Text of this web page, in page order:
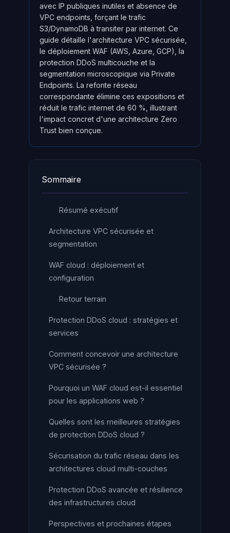
avec IP publiques inutiles et absence de
VPC endpoints, forçant le trafic
S3/DynamoDB à transiter par internet. Ce
guide détaille l'architecture VPC sécurisée,
le déploiement WAF (AWS, Azure, GCP), la
protection DDoS multicouche et la
segmentation microscopique via Private
Endpoints. La refonte réseau
correspondante élimine ces expositions et
réduit le trafic internet de 60 %, illustrant
l'impact concret d'une architecture Zero
Trust bien conçue.
Sommaire
Résumé exécutif
Architecture VPC sécurisée et
segmentation
WAF cloud : déploiement et
configuration
Retour terrain
Protection DDoS cloud : stratégies et
services
Comment concevoir une architecture
VPC sécurisée ?
Pourquoi un WAF cloud est-il essentiel
pour les applications web ?
Quelles sont les meilleures stratégies
de protection DDoS cloud ?
Sécurisation du trafic réseau dans les
architectures cloud multi-couches
Protection DDoS avancée et résilience
des infrastructures cloud
Perspectives et prochaines étapes